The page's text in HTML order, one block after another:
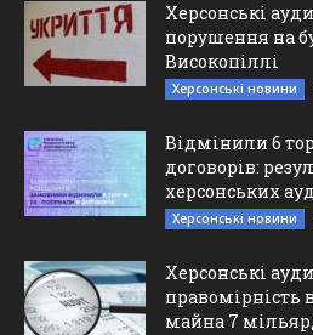
Херсонські
порушення на
Високопіллі
Херсонські новини
Відмінили 6
договорів:
херсонських
Херсонські новини
Херсонські
правомірність
майна 7